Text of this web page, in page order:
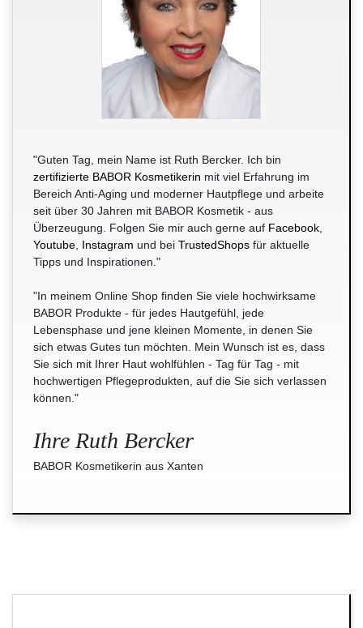
"Guten Tag, mein Name ist Ruth Bercker. Ich bin
zertifizierte BABOR Kosmetikerin mit viel Erfahrung im
Bereich Anti-Aging und moderner Hautpflege und arbeite
seit über 30 Jahren mit BABOR Kosmetik - aus
Überzeugung. Folgen Sie mir auch gerne auf Facebook
Youtube Instagram und bei TrustedShops für aktuelle
Tipps und Inspirationen."
"In meinem Online Shop finden Sie viele hochwirksame
BABOR Produkte - für jedes Hautgefühl, jede
Lebensphase und jene kleinen Momente, in denen Sie
sich etwas Gutes tun möchten. Mein Wunsch ist es, dass
Sie sich mit Ihrer Haut wohlfühlen - Tag für Tag - mit
hochwertigen Pflegeprodukten, auf die Sie sich verlassen
können."
Ihre Ruth Bercker
BABOR Kosmetikerin aus Xanten